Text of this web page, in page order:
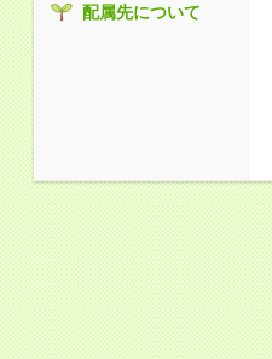
配属先について